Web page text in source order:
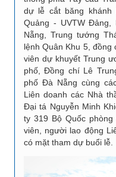
dự lễ cắt băng khánh
Quảng - UVTW
Nẵng, Trung tướng
lệnh Quân Khu 5,
viên dự khuyết Trung
phố, Đồng chí Lê
phố Đà Nẵng cùng
Liên doanh các Nhà
Đại tá Nguyễn Minh
ty 319 Bộ Quốc
viên, người lao động
có mặt tham dự buổi lễ.